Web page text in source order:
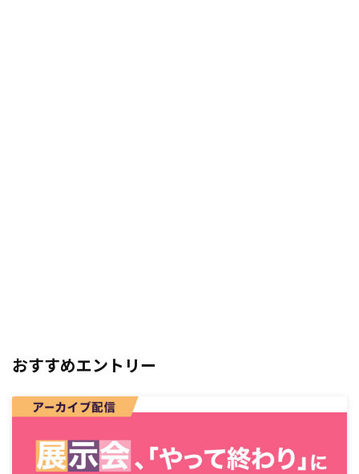
おすすめエントリー